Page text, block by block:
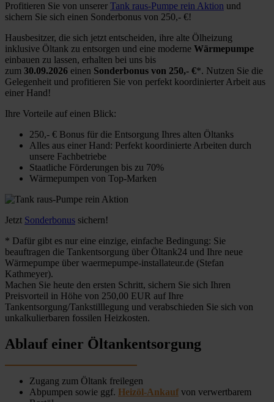
Profitieren Sie von unserer Tank raus-Pumpe rein Aktion und
sichern Sie sich einen Sonderbonus von 250,- €!
Hausbesitzer, die sich jetzt entscheiden, ihre alte Ölheizung
inklusive Öltank zu entsorgen und eine moderne Wärmepumpe
einbauen zu lassen, erhalten bei uns bis
zum 30.09.2026 einen Sonderbonus von 250,- €*. Nutzen Sie die
Gelegenheit und profitieren Sie von perfekt koordinierter Arbeit aus
einer Hand!
Ihre Vorteile auf einen Blick:
250,- € Bonus für die Entsorgung Ihres alten Öltanks
Alles aus einer Hand: Perfekt koordinierte Arbeiten durch
unsere Fachbetriebe
Staatliche Förderungen bis zu 70%
Wärmepumpen von Top-Marken
Jetzt Sonderbonus sichern!
* Dafür gibt es nur eine einzige, einfache Bedingung: Sie
beauftragen die Tankentsorgung über Öltank24 und Ihre neue
Wärmepumpe über waermepumpe-installateur.de (Stefan
Kathmeyer).
Machen Sie heute den ersten Schritt, sichern Sie sich Ihren
Preisvorteil in Höhe von 250,00 EUR auf Ihre
Tankentsorgung/Tankstilllegung und verabschieden Sie sich von
unkalkulierbaren fossilen Heizkosten.
Ablauf einer Öltankentsorgung
Zugang zum Öltank freilegen
Abpumpen sowie ggf. Heizöl-Ankauf von verwertbarem